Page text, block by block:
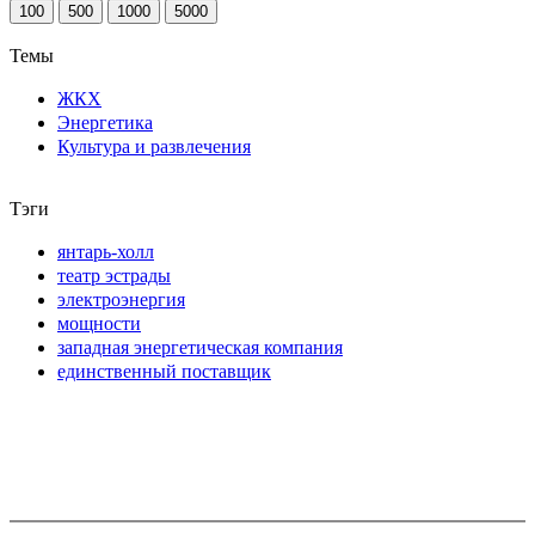
100 500 1000 5000
Темы
ЖКХ
Энергетика
Культура и развлечения
Тэги
янтарь-холл
театр эстрады
электроэнергия
мощности
западная энергетическая компания
единственный поставщик